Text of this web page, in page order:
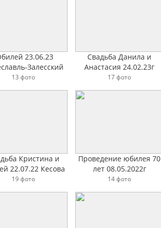
23.06.23
Залесский
13 фото
Свадьба Данила и
Анастасия 24.02.23г
17 фото
Кристина и
22.07.22 Кесова
Гора
19 фото
Проведение юбилея 70
лет 08.05.2022г
Гостинница Азимут
14 фото